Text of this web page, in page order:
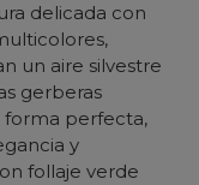
delicada con
un aire silvestre
gerberas
forma perfecta,
y
follaje verde